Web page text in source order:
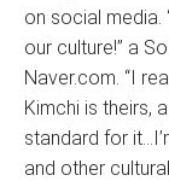
on social media.
our culture!” a
Naver.com. “I
Kimchi is theirs,
standard for
and other